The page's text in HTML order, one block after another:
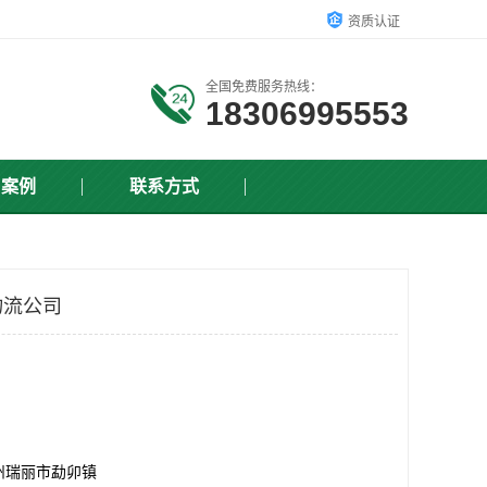
资质认证
全国免费服务热线：
18306995553
例 联系方式
公司
瑞丽市勐卯镇